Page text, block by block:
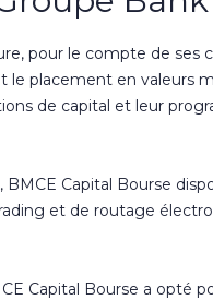
pour le compte de ses
le placement en valeurs
de capital et leur
Capital Bourse
et de routage
Capital Bourse a opté